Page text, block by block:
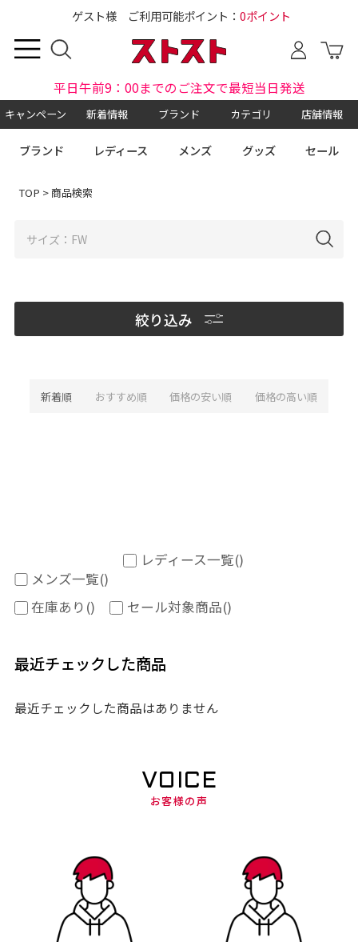
ゲスト様 ご利用可能ポイント： 0ポイント
平日午前9：00までのご注文で最短当日発送
キャンペーン 新着情報 ブランド カテゴリ 店舗情報
ブランド レディース メンズ グッズ セール
TOP > 商品検索
絞り込み
新着順 おすすめ順 価格の安い順 価格の高い順
メンズ一覧()
レディース一覧()
在庫あり () セール対象商品()
最近チェックした商品
最近チェックした商品はありません
VOICE
お客様の声